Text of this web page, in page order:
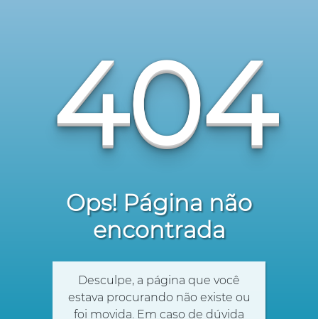
404
Ops! Página não
encontrada
Desculpe, a página que você
estava procurando não existe ou
foi movida. Em caso de dúvida